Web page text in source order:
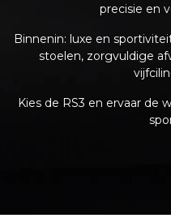
precisie en
Binnenin: luxe en
stoelen, zorgvuldige
Kies de RS3 en ervaar de